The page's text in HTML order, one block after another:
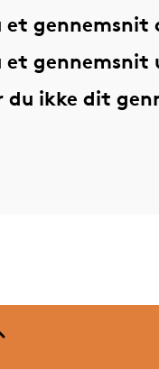
et gennemsnit
et gennemsnit
du ikke dit